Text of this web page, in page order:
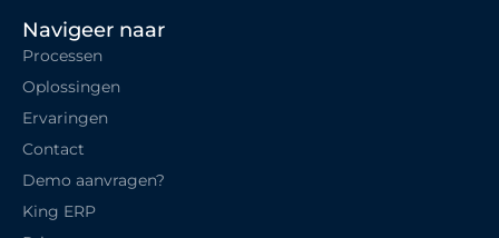
Navigeer naar
Processen
Oplossingen
Ervaringen
Contact
Demo aanvragen?
King ERP